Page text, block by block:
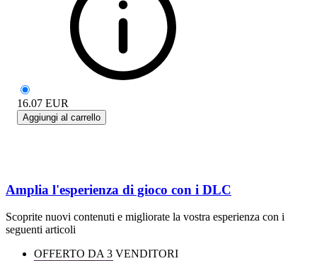
16.07 EUR
Aggiungi al carrello
Amplia l'esperienza di gioco con i DLC
Scoprite nuovi contenuti e migliorate la vostra esperienza con i
seguenti articoli
OFFERTO DA 3 VENDITORI